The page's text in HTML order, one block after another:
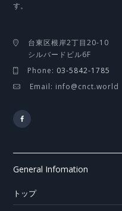
す。
台東区根岸2丁目20-10
シルバードビル6F
Phone: 03-5842-1785
Email: info@cnct.world
General Infomation
トップ